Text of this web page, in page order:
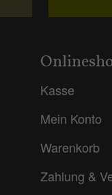
Kasse
Mein Konto
Warenkorb
Zahlung &